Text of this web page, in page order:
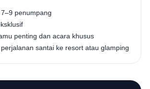
penumpang
penting dan acara khusus
santai ke resort atau glamping